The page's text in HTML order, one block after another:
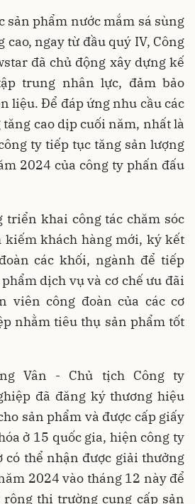
sản phẩm nước mắm sá sùng
cao, ngay từ đầu quý IV, Công
đã chủ động xây dựng kế
trung nhân lực, đảm bảo
liệu. Để đáp ứng nhu cầu các
cao dịp cuối năm, nhất là
ty tiếp tục tăng sản lượng
2024 của công ty phấn đấu
triển khai công tác chăm sóc
kiếm khách hàng mới, ký kết
các khối, ngành để tiếp
dịch vụ và cơ chế ưu đãi
viên công đoàn của các cơ
nhằm tiêu thụ sản phẩm tốt
Vân - Chủ tịch Công ty
đã đăng ký thương hiệu
sản phẩm và được cấp giấy
ở 15 quốc gia, hiện công ty
có thể nhận được giải thưởng
2024 vào tháng 12 này để
thị trường cung cấp sản